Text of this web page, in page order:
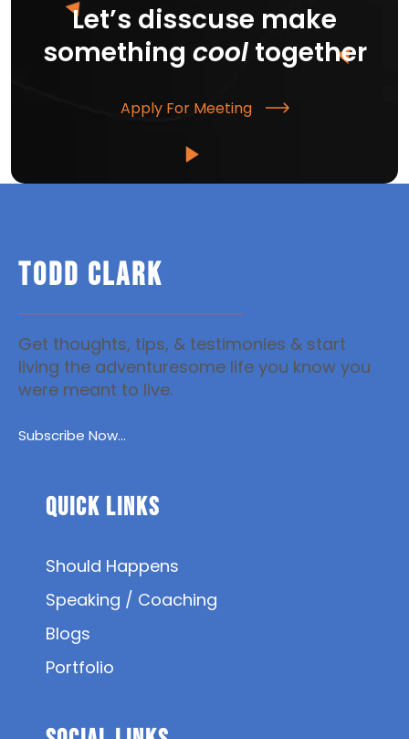
Let’s disscuse make
something cooltogether
Apply For Meeting
TODD CLARK
Get thoughts, tips, & testimonies & start
living the adventuresome life you know you
were meant to live.
Subscribe Now...
Quick Links
Should Happens
Speaking / Coaching
Blogs
Portfolio